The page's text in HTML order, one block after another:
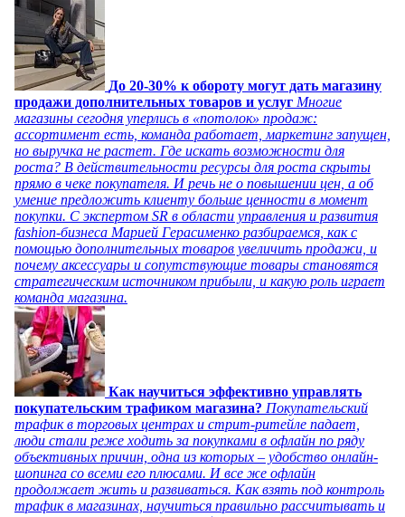
До 20-30% к обороту могут дать магазину
продажи дополнительных товаров и услуг Многие
магазины сегодня уперлись в «потолок» продаж:
ассортимент есть, команда работает, маркетинг запущен,
но выручка не растет. Где искать возможности для
роста? В действительности ресурсы для роста скрыты
прямо в чеке покупателя. И речь не о повышении цен, а об
умение предложить клиенту больше ценности в момент
покупки. С экспертом SR в области управления и развития
fashion-бизнеса Марией Герасименко разбираемся, как с
помощью дополнительных товаров увеличить продажи, и
почему аксессуары и сопутствующие товары становятся
стратегическим источником прибыли, и какую роль играет
команда магазина.
Как научиться эффективно управлять
покупательским трафиком магазина? Покупательский
трафик в торговых центрах и стрит-ритейле падает,
люди стали реже ходить за покупками в офлайн по ряду
объективных причин, одна из которых – удобство онлайн-
шопинга со всеми его плюсами. И все же офлайн
продолжает жить и развиваться. Как взять под контроль
трафик в магазинах, научиться правильно рассчитывать и